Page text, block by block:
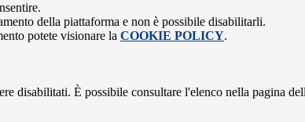
della piattaforma e non è possibile disabilitarli.
potete visionare la COOKIE POLICY.
disabilitati. È possibile consultare l'elenco nella pagina